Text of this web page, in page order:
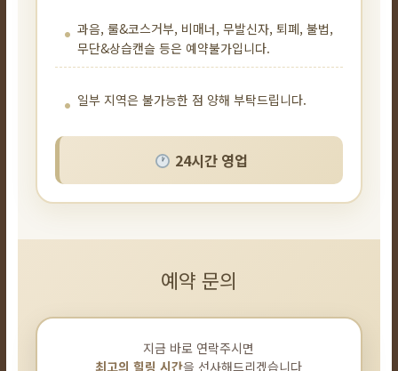
과음, 룰&코스거부, 비매너, 무발신자, 퇴폐, 불법,
무단&상습캔슬 등은 예약불가입니다.
일부 지역은 불가능한 점 양해 부탁드립니다.
24시간 영업
예약 문의
지금 바로 연락주시면
최고의 힐링 시간을 선사해드리겠습니다